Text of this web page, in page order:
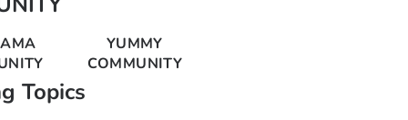
YUMMY
COMMUNITY
Topics